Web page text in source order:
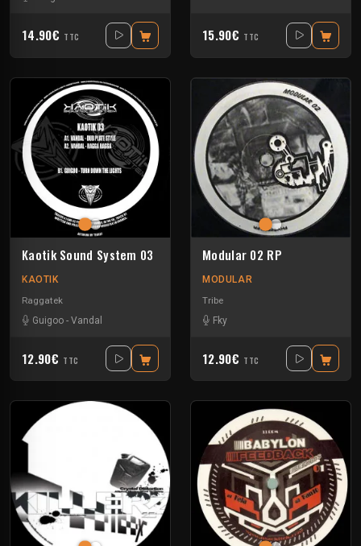
14.90€ TTC 15.90€ TTC
Kaotik Sound System 03
KAOTIK
Raggatek
Guigoo - Vandal
12.90€ TTC
Modular 02 RP
MODULAR
Tribe
Fky
12.90€ TTC